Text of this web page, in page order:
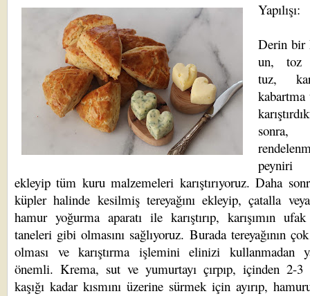
Yapılışı:
Derin bir
un, toz
tuz,
kabartma
sonra,
ekleyip tüm kuru malzemeleri karıştırıyoruz. Daha
küpler halinde kesilmiş tereyağını ekleyip, çatalla
hamur yoğurma aparatı ile karıştırıp, karışımın
taneleri gibi olmasını sağlıyoruz. Burada tereyağının
olması ve karıştırma işlemini elinizi kullanmadan
önemli. Krema, sut ve yumurtayı çırpıp, içinden 2-3
kaşığı kadar kısmını üzerine sürmek için ayırıp,